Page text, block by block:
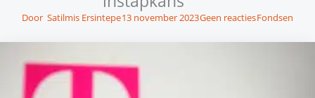
Door Satilmis Ersintepe13 november 2023Geen reactiesFondsen